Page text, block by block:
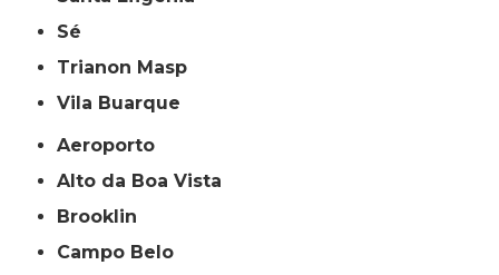
Sé
Trianon Masp
Vila Buarque
Aeroporto
Alto da Boa Vista
Brooklin
Campo Belo